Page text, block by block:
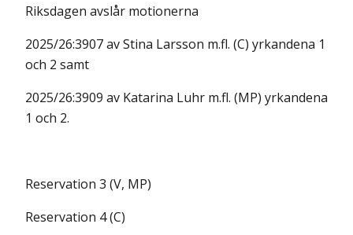
Riksdagen avslår motionerna
2025/26:3907 av Stina Larsson m.fl. (C) yrkandena 1
och 2 samt
2025/26:3909 av Katarina Luhr m.fl. (MP) yrkandena
1 och 2.
Reservation 3 (V, MP)
Reservation 4 (C)